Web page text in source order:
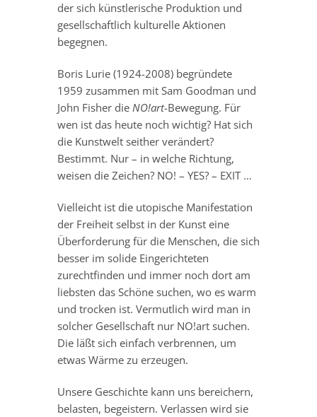
der sich künstlerische Produktion und
gesellschaftlich kulturelle Aktionen
begegnen.
Boris Lurie (1924-2008) begründete
1959 zusammen mit Sam Goodman und
John Fisher die NO!art-Bewegung. Für
wen ist das heute noch wichtig? Hat sich
die Kunstwelt seither verändert?
Bestimmt. Nur – in welche Richtung,
weisen die Zeichen? NO! – YES? – EXIT …
Vielleicht ist die utopische Manifestation
der Freiheit selbst in der Kunst eine
Überforderung für die Menschen, die sich
besser im solide Eingerichteten
zurechtfinden und immer noch dort am
liebsten das Schöne suchen, wo es warm
und trocken ist. Vermutlich wird man in
solcher Gesellschaft nur NO!art suchen.
Die läßt sich einfach verbrennen, um
etwas Wärme zu erzeugen.
Unsere Geschichte kann uns bereichern,
belasten, begeistern. Verlassen wird sie